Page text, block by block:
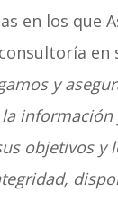
en los que
y
objetivos y